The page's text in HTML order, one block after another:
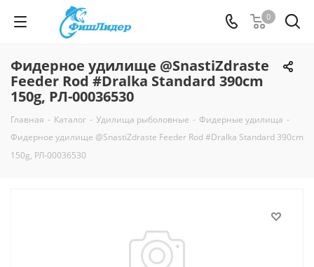
0
Фидерное удилище @SnastiZdraste
Feeder Rod #Dralka Standard 390cm
150g, РЛ-00036530
Главная - Каталог - Удилища рыболовные - Фидерные удилища -
Фидерное удилище @SnastiZdraste Feeder Rod #Dralka Standard 390cm
150g, РЛ-00036530